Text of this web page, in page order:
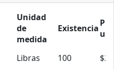
Unidad
de
medida
Existencia
Libras 100